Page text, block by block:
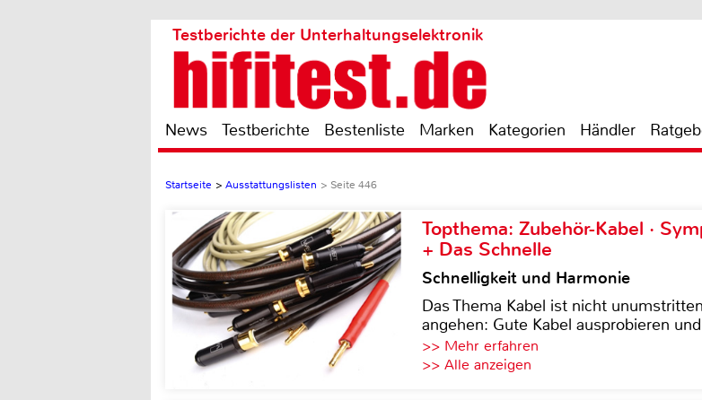
Testberichte der Unterhaltungselektronik
News Testberichte Bestenliste Marken Kategorien Händler
Startseite > Ausstattungslisten > Seite 446
Topthema: Zubehör-Kabel ·
+ Das Schnelle
Schnelligkeit und Harmonie
Das Thema Kabel ist nicht
angehen: Gute Kabel ausprobieren
>> Mehr erfahren
>> Alle anzeigen